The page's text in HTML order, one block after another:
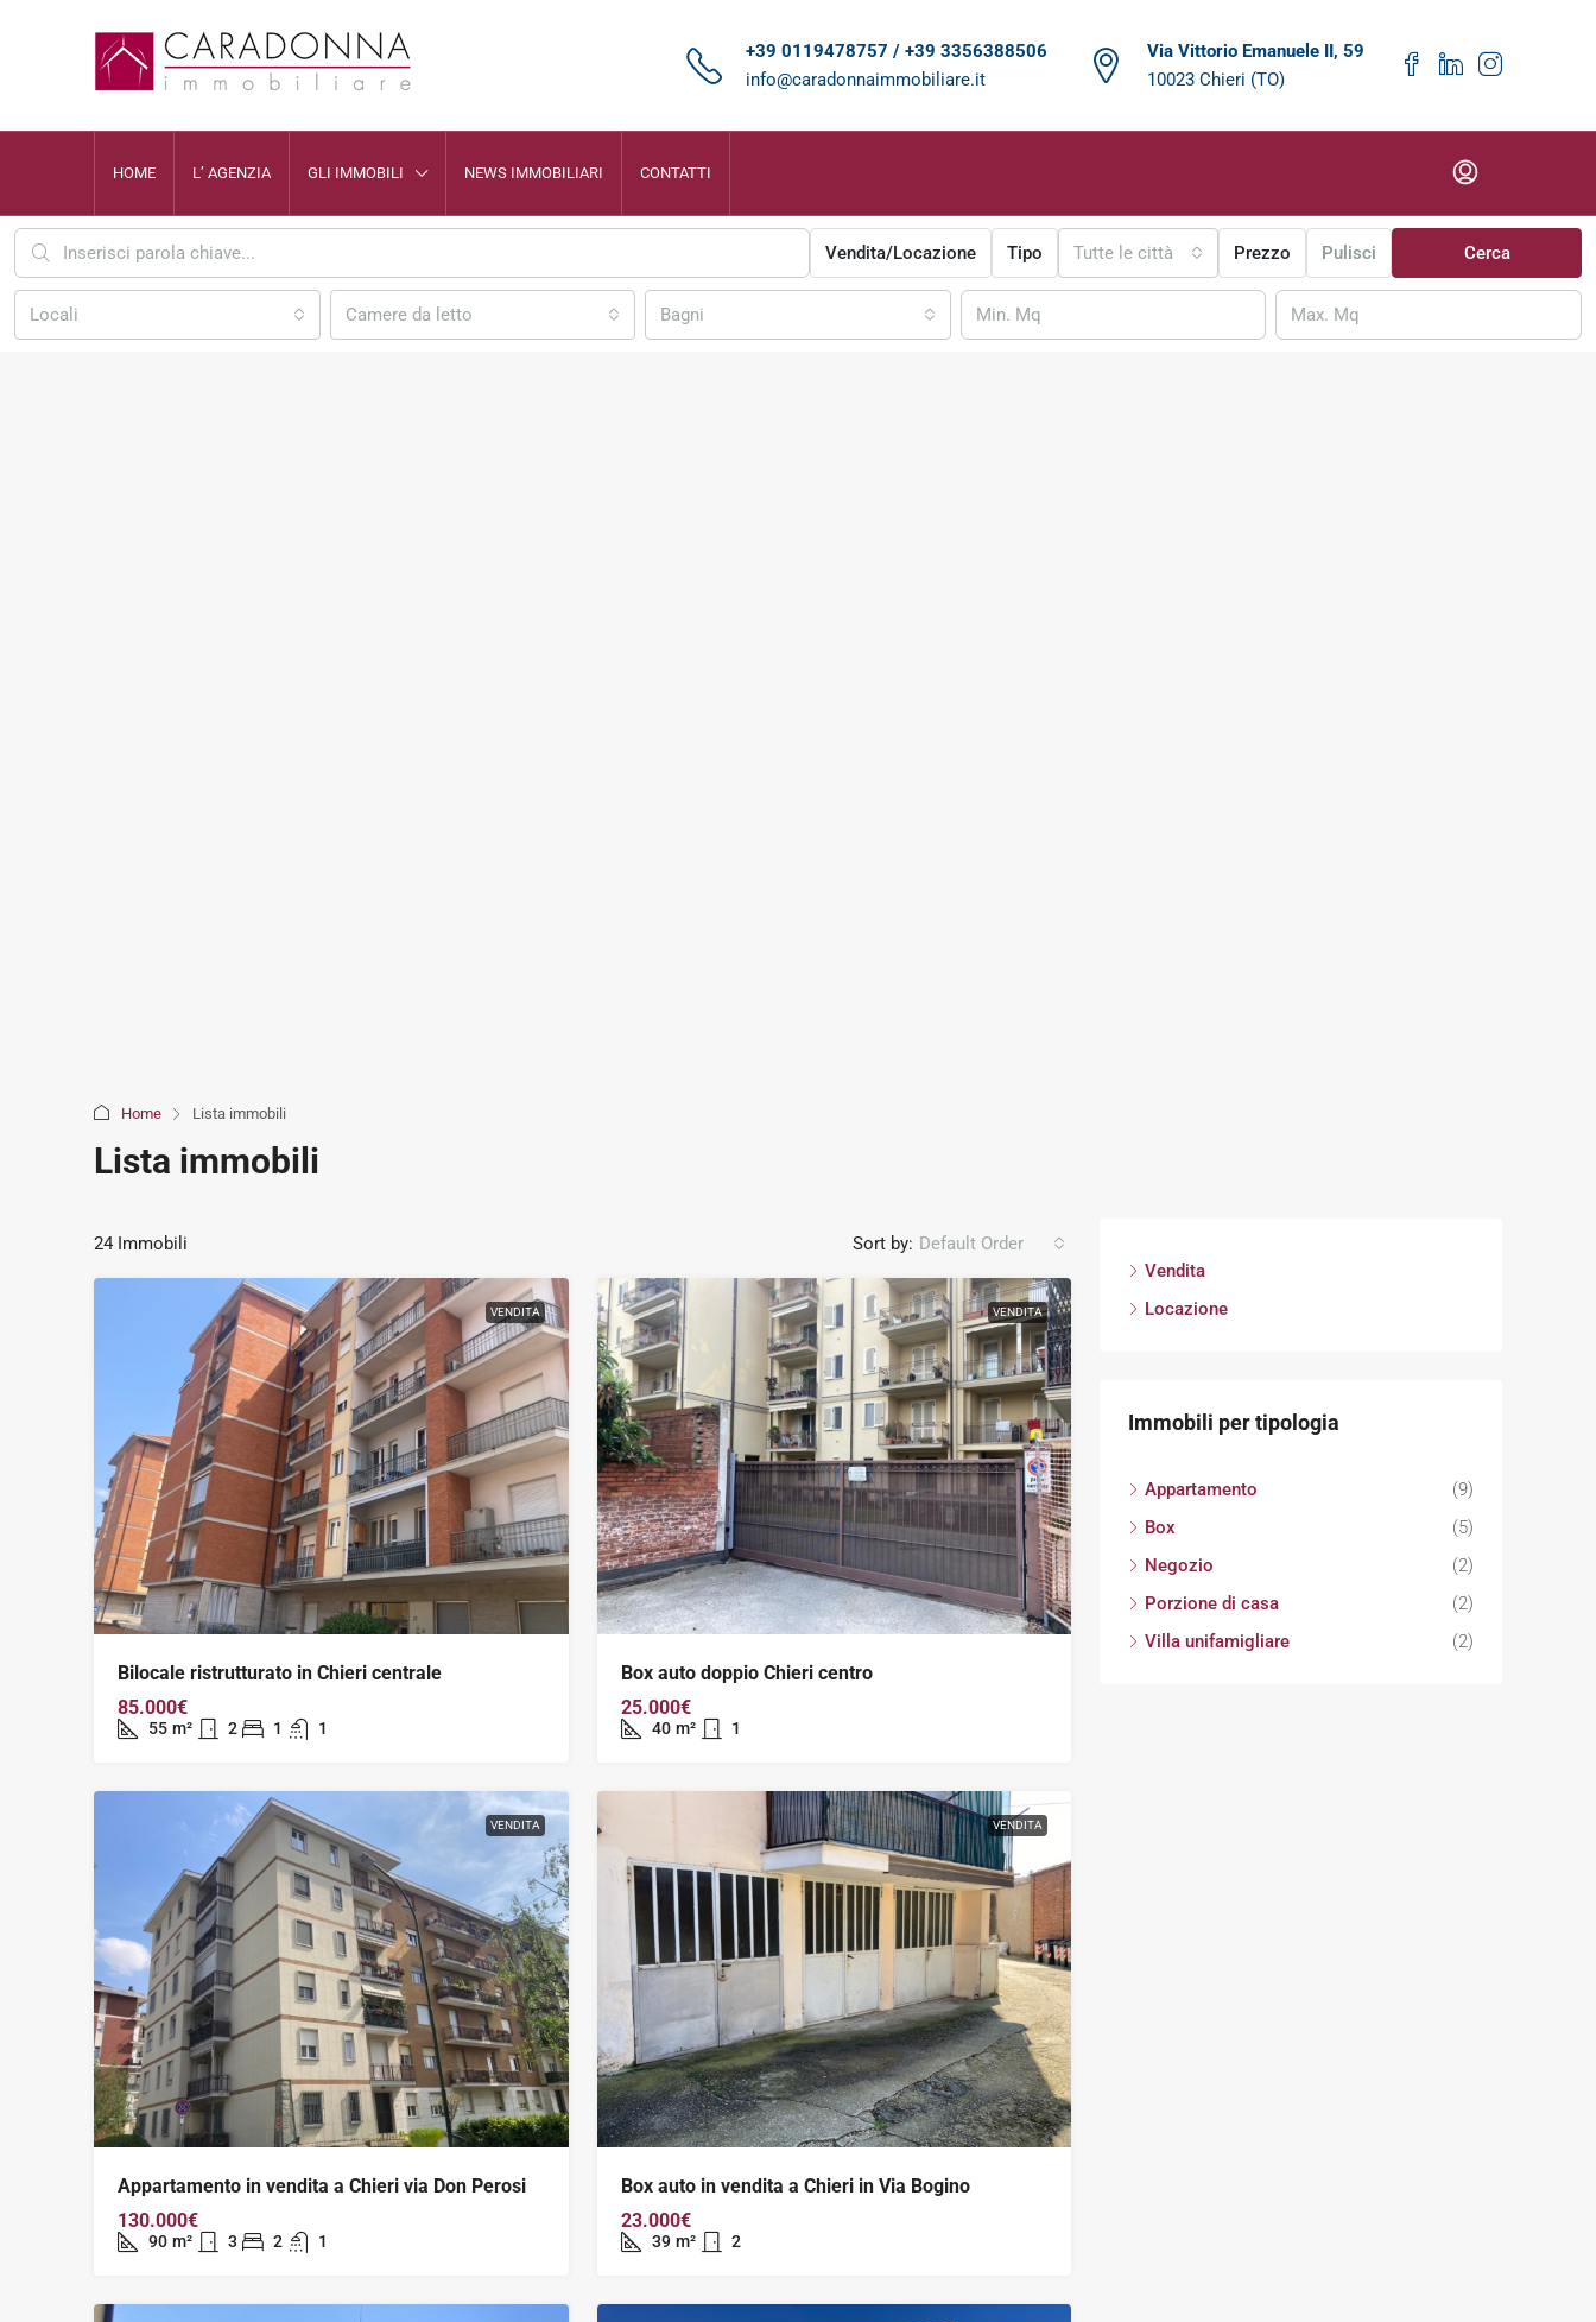
+39 0119478757 / +39 3356388506
info@caradonnaimmobiliare.it
Via Vittorio Emanuele II, 59
10023 Chieri (TO)
HOME L’ AGENZIA GLI IMMOBILI NEWS IMMOBILIARI CONTATTI
Vendita/Locazione Tipo Tutte le città Prezzo Pulisci Cerca
Locali Camere da letto Bagni
Home Lista immobili
Lista immobili
24 Immobili Sort by: Default Order
VENDITA
Bilocale ristrutturato in Chieri centrale
85.000€
55 m² 2 1 1
VENDITA
Box auto doppio Chieri centro
25.000€
40 m² 1
VENDITA
Appartamento in vendita a Chieri via Don Perosi
130.000€
90 m² 3 2 1
VENDITA
Box auto in vendita a Chieri in Via Bogino
23.000€
39 m² 2
Vendita
Locazione
Immobili per tipologia
Appartamento
(9)
Box
(5)
Negozio
(2)
Porzione di casa
(2)
Villa unifamigliare
(2)